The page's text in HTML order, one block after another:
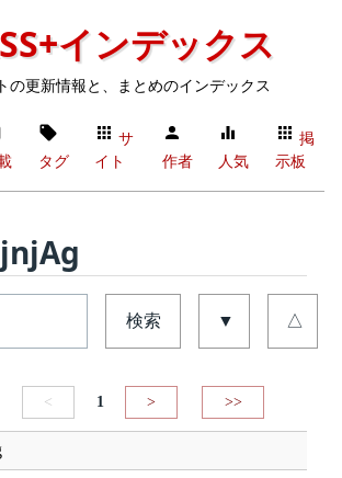
インデックス
の更新情報と、まとめのインデックス
タグ
サ
イト
作者 人気
掲
示板
検索 ▼ △
< 1 > >>